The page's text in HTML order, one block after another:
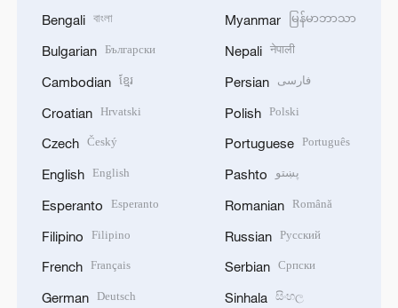
Bengali বাংলা
Bulgarian Български
Cambodian ខ្មែរ
Croatian Hrvatski
Czech Český
English English
Esperanto Esperanto
Filipino Filipino
French Français
German Deutsch
Myanmar မြန်မာဘာသာ
Nepali नेपाली
Persian فارسی
Polish Polski
Portuguese Português
Pashto پښتو
Romanian Română
Russian Русский
Serbian Српски
Sinhala සිංහල